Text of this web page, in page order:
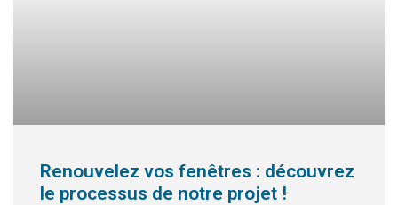
Renouvelez vos fenêtres : découvrez
le processus de notre projet !